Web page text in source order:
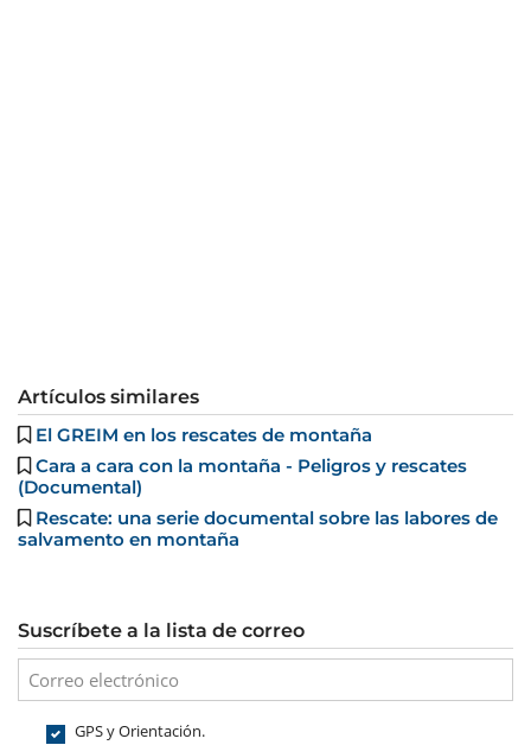
Artículos similares
El GREIM en los rescates de montaña
Cara a cara con la montaña - Peligros y rescates
(Documental)
Rescate: una serie documental sobre las labores de
salvamento en montaña
Suscríbete a la lista de correo
GPS y Orientación.